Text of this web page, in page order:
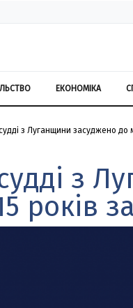
ЕКОНОМІКА
з Луганщини засуджено до
з
років